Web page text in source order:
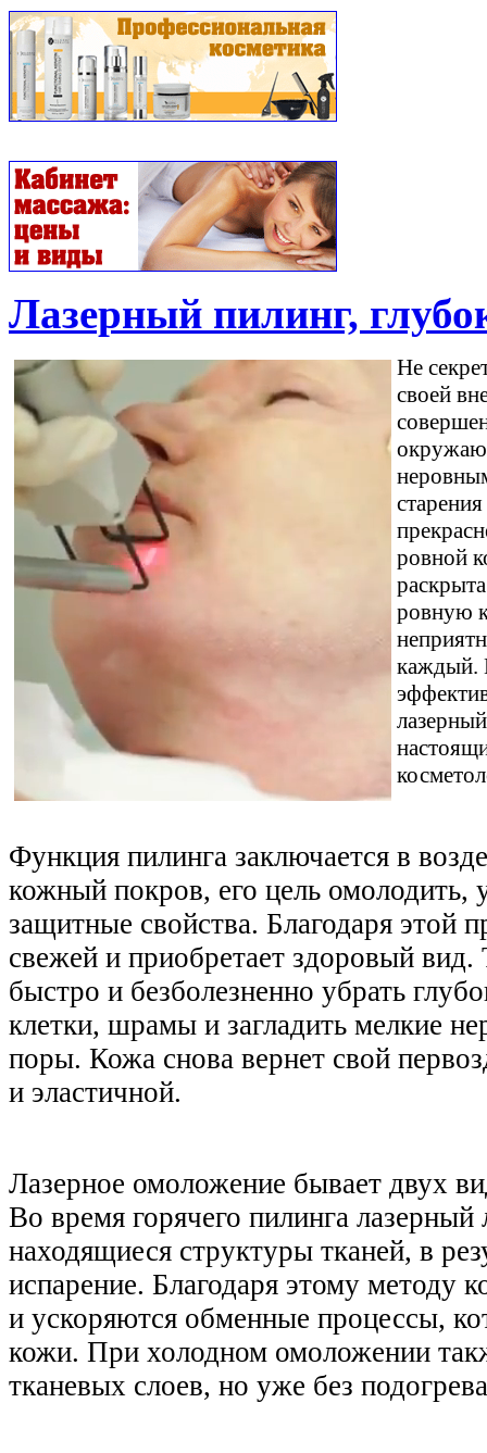
Лазерный пилинг,
Не
своей
ровной
ровную
каждый.
Функция пилинга заключается в
кожный покров, его цель омолодить,
защитные свойства. Благодаря этой
свежей и приобретает здоровый вид.
быстро и безболезненно убрать
клетки, шрамы и загладить мелкие
поры. Кожа снова вернет свой
и эластичной.
Лазерное омоложение бывает двух
Во время горячего пилинга
находящиеся структуры тканей, в
испарение. Благодаря этому методу
и ускоряются обменные процессы,
кожи. При холодном омоложении
тканевых слоев, но уже без